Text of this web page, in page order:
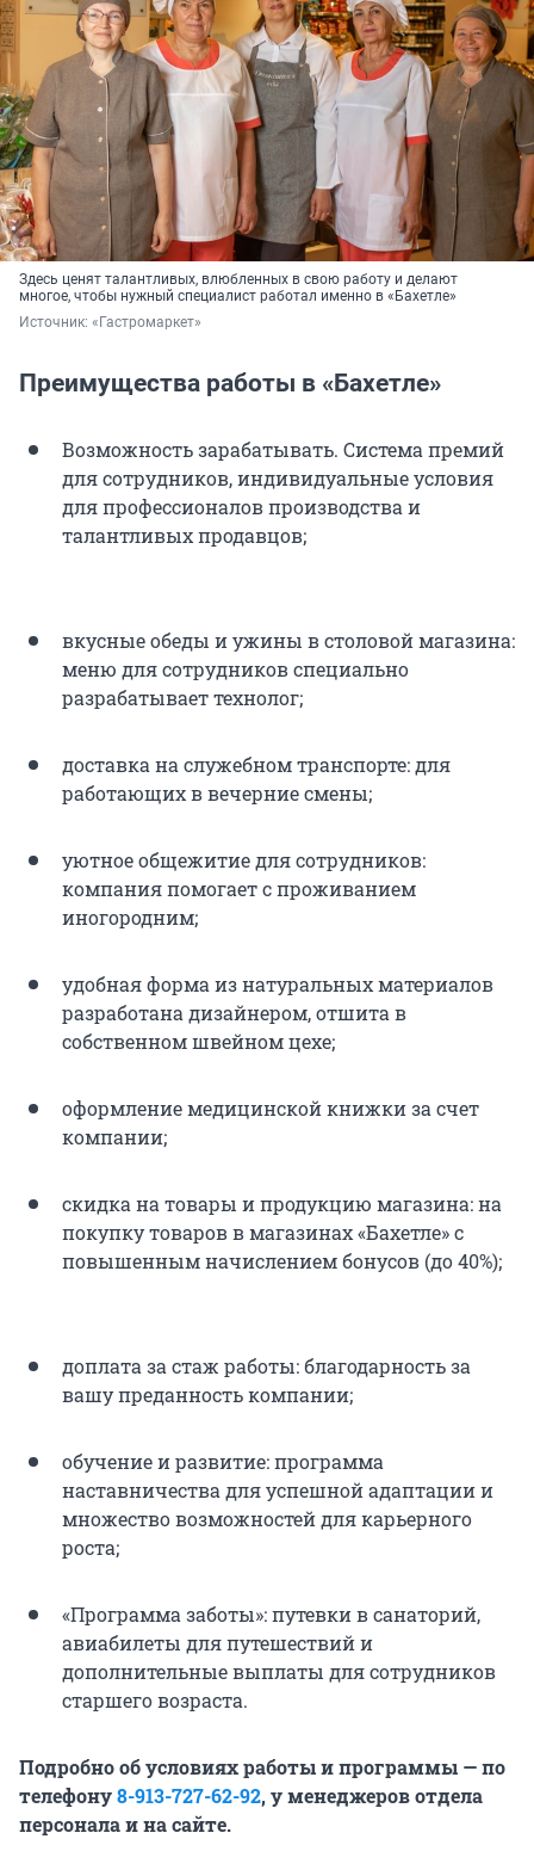
Здесь ценят талантливых, влюбленных в свою работу и делают
многое, чтобы нужный специалист работал именно в «Бахетле»
Источник: «Гастромаркет»
Преимущества работы в «Бахетле»
Возможность зарабатывать. Система премий
для сотрудников, индивидуальные условия
для профессионалов производства и
талантливых продавцов;
вкусные обеды и ужины в столовой магазина:
меню для сотрудников специально
разрабатывает технолог;
доставка на служебном транспорте: для
работающих в вечерние смены;
уютное общежитие для сотрудников:
компания помогает с проживанием
иногородним;
удобная форма из натуральных материалов
разработана дизайнером, отшита в
собственном швейном цехе;
оформление медицинской книжки за счет
компании;
скидка на товары и продукцию магазина: на
покупку товаров в магазинах «Бахетле» с
повышенным начислением бонусов (до 40%);
доплата за стаж работы: благодарность за
вашу преданность компании;
обучение и развитие: программа
наставничества для успешной адаптации и
множество возможностей для карьерного
роста;
«Программа заботы»: путевки в санаторий,
авиабилеты для путешествий и
дополнительные выплаты для сотрудников
старшего возраста.
Подробно об условиях работы и программы — по
телефону8-913-727-62-92, у менеджеров отдела
персонала ина сайте.